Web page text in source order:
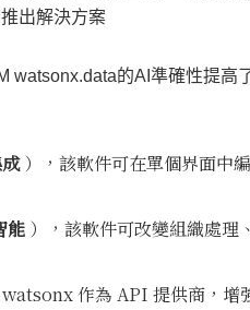
出解決方案
watsonx.data的AI準確性提高
成 ），該軟件可在單個界面中
能 ），該軟件可改變組織處理
作為 API 提供商，增